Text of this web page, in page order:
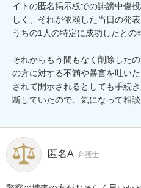
イトの匿名掲示板での誹謗中傷
しく、それが依頼した当日の発
うちの1人の特定に成功したとの
それからもう間もなく削除した
の方に対する不満や暴言を吐い
されて開示されるとしても手続
断していたので、気になって相談
匿名A 弁護士